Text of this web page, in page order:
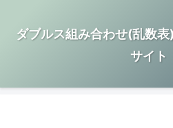
ダブルス組み合わせ(乱数
サイト